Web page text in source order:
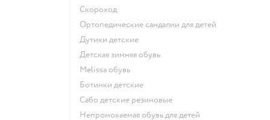
Скороход
Ортопедические сандалии для детей
Дутики детские
Детская зимняя обувь
Melissa обувь
Ботинки детские
Сабо детские резиновые
Непромокаемая обувь для детей